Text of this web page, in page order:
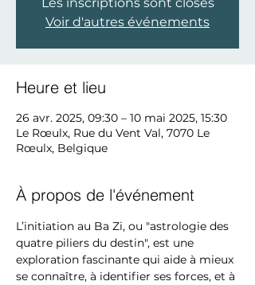
Voir d'autres événements
Heure et lieu
26 avr. 2025, 09:30 – 10 mai 2025, 15:30
Le Rœulx, Rue du Vent Val, 7070 Le
Rœulx, Belgique
À propos de l'événement
L’initiation au Ba Zi, ou "astrologie des
quatre piliers du destin", est une
exploration fascinante qui aide à mieux
se connaître, à identifier ses forces, et à